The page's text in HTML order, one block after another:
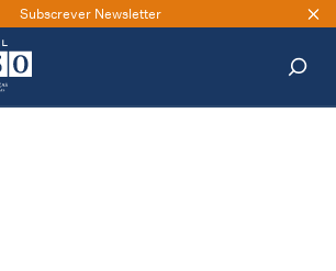
Subscrever Newsletter